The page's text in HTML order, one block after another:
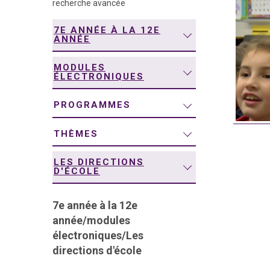
recherche avancée
7E ANNÉE À LA 12E
ANNÉE
MODULES
ÉLECTRONIQUES
PROGRAMMES
THÈMES
LES DIRECTIONS
D'ÉCOLE
7e année à la 12e
année/modules
électroniques/Les
directions d'école